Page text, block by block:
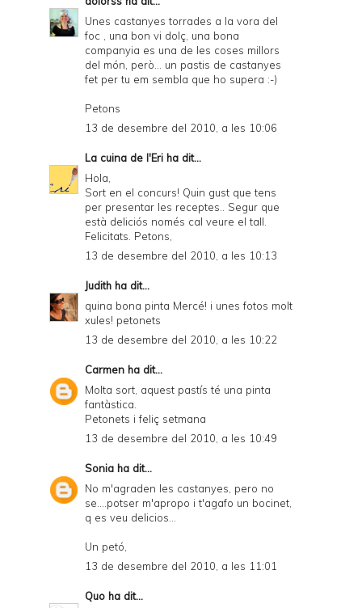
Unes castanyes torrades a la vora del
foc , una bon vi dolç, una bona
companyia es una de les coses millors
del món, però... un pastis de castanyes
fet per tu em sembla que ho supera :-)
Petons
13 de desembre del 2010, a les 10:06
La cuina de l'Eri ha dit...
Hola,
Sort en el concurs! Quin gust que tens
per presentar les receptes.. Segur que
està deliciós només cal veure el tall.
Felicitats. Petons,
13 de desembre del 2010, a les 10:13
Judith ha dit...
quina bona pinta Mercé! i unes fotos molt
xules! petonets
13 de desembre del 2010, a les 10:22
Carmen ha dit...
Molta sort, aquest pastís té una pinta
fantàstica.
Petonets i feliç setmana
13 de desembre del 2010, a les 10:49
Sonia ha dit...
No m'agraden les castanyes, pero no
se....potser m'apropo i t'agafo un bocinet,
q es veu delicios...
Un petó,
13 de desembre del 2010, a les 11:01
Quo ha dit...